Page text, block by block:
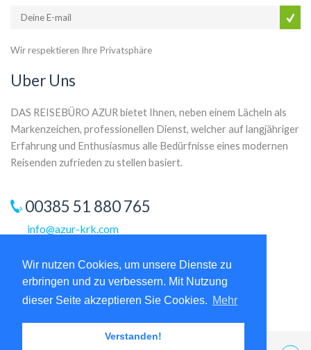
Wir nutzen Cookies, um unsere Dienste zu
erbringen und zu verbessern. Mit Nutzung
dieser Seite akzeptieren Sie Cookies. Mehr
Verstanden!
Wir respektieren Ihre Privatsphäre
Uber Uns
DAS REISEBÜRO AZUR bietet Ihnen, neben einem Lächeln als
Markenzeichen, professionellen Dienst, welcher auf langjähriger
Erfahrung und Enthusiasmus alle Bedürfnisse eines modernen
Reisenden zufrieden zu stellen basiert.
00385 51 880 765
info@azur-krk.com